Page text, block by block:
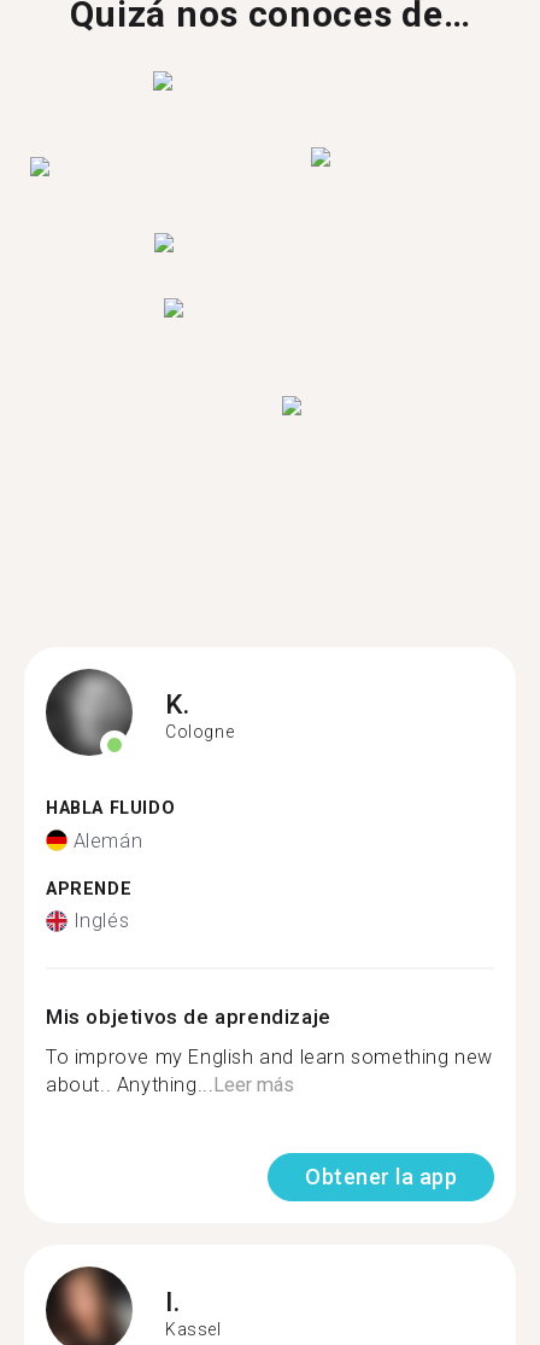
Quizá nos conoces de…
K.
Cologne
HABLA FLUIDO
Alemán
APRENDE
Inglés
Mis objetivos de aprendizaje
To improve my English and learn something new
about.. Anything...Leer más
Obtener la app
I.
Kassel